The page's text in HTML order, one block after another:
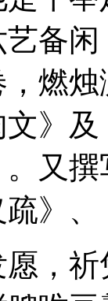
备
燃
》
又
》
祈